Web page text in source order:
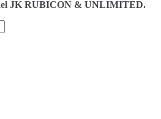
JK RUBICON & UNLIMITED.